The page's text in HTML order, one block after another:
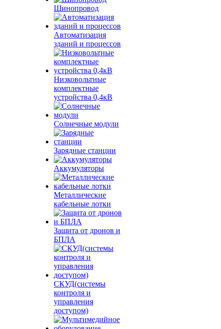
Шинопровод
Автоматизация
зданий и процессов
Низковольтные
комплектные
устройства 0,4кВ
Солнечные модули
Зарядные станции
Аккумуляторы
Металлические
кабельные лотки
Защита от дронов и
БПЛА
СКУД(системы
контроля и
управления
доступом)